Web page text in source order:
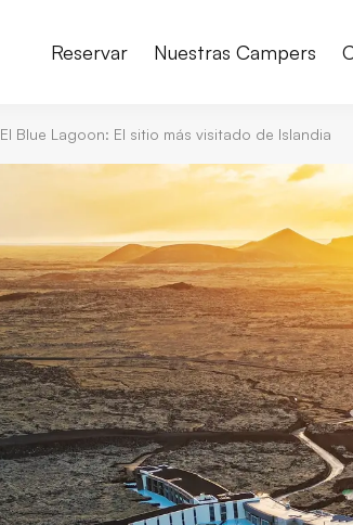
Reservar Nuestras Campers
El Blue Lagoon: El sitio más visitado de Islandia